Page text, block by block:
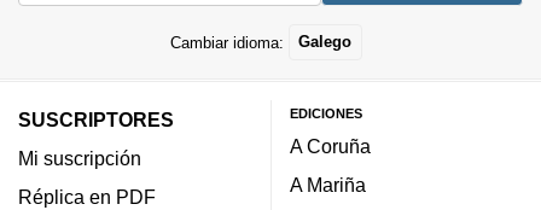
Cambiar idioma: Galego
SUSCRIPTORES
Mi suscripción
Réplica en PDF
EDICIONES
A Coruña
A Mariña